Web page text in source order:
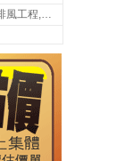
和亞風業-通風工程,排風工程,彰化通風工程,彰化排風工程